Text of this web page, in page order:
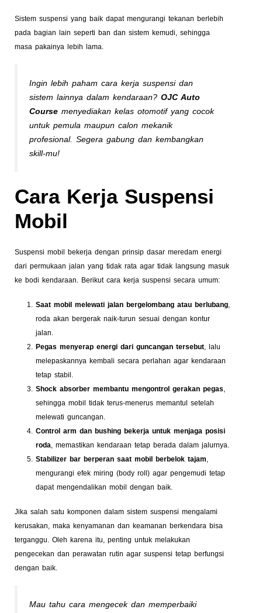
Sistem suspensi yang baik dapat mengurangi tekanan berlebih
pada bagian lain seperti ban dan sistem kemudi, sehingga
masa pakainya lebih lama.
Ingin lebih paham cara kerja suspensi dan
sistem lainnya dalam kendaraan? OJC Auto
Course menyediakan kelas otomotif yang cocok
untuk pemula maupun calon mekanik
profesional. Segera gabung dan kembangkan
skill-mu!
Cara Kerja Suspensi
Mobil
Suspensi mobil bekerja dengan prinsip dasar meredam energi
dari permukaan jalan yang tidak rata agar tidak langsung masuk
ke bodi kendaraan. Berikut cara kerja suspensi secara umum:
Saat mobil melewati jalan bergelombang atau berlubang,
roda akan bergerak naik-turun sesuai dengan kontur
jalan.
Pegas menyerap energi dari guncangan tersebut, lalu
melepaskannya kembali secara perlahan agar kendaraan
tetap stabil.
Shock absorber membantu mengontrol gerakan pegas,
sehingga mobil tidak terus-menerus memantul setelah
melewati guncangan.
Control arm dan bushing bekerja untuk menjaga posisi
roda, memastikan kendaraan tetap berada dalam jalurnya.
Stabilizer bar berperan saat mobil berbelok tajam,
mengurangi efek miring (body roll) agar pengemudi tetap
dapat mengendalikan mobil dengan baik.
Jika salah satu komponen dalam sistem suspensi mengalami
kerusakan, maka kenyamanan dan keamanan berkendara bisa
terganggu. Oleh karena itu, penting untuk melakukan
pengecekan dan perawatan rutin agar suspensi tetap berfungsi
dengan baik.
Mau tahu cara mengecek dan memperbaiki